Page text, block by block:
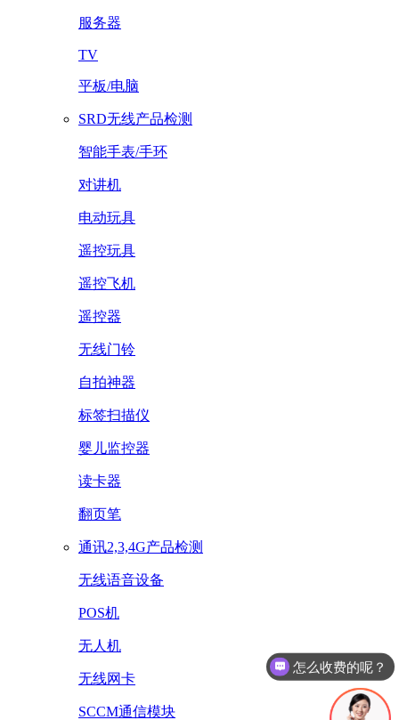
服务器
TV
平板/电脑
SRD无线产品检测
智能手表/手环
对讲机
电动玩具
遥控玩具
遥控飞机
遥控器
无线门铃
自拍神器
标签扫描仪
婴儿监控器
读卡器
翻页笔
通讯2,3,4G产品检测
无线语音设备
POS机
无人机
无线网卡
SCCM通信模块
办理流程是什么？